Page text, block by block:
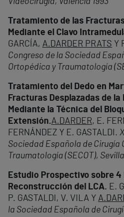
Tratamiento de las
Mediante el Clavo
GARCÍA, A.DARDER PRATS Y
Congreso de la Sociedad
Ortopédica y Traumatología
Tratamiento del Dedo en
Fracturas Desplazadas de la
Mediante la Técnica del
Extensión.A.DARDER, E.
FERNÁNDEZ Y E. GASTALDI.
Sociedad Española de Cirugía
Traumatología (SECOT),
Estudio Prospectivo sobre 4
Reconstrucción del LCA. E.
P. GASTALDI, V. VILA Y
la Sociedad Española de